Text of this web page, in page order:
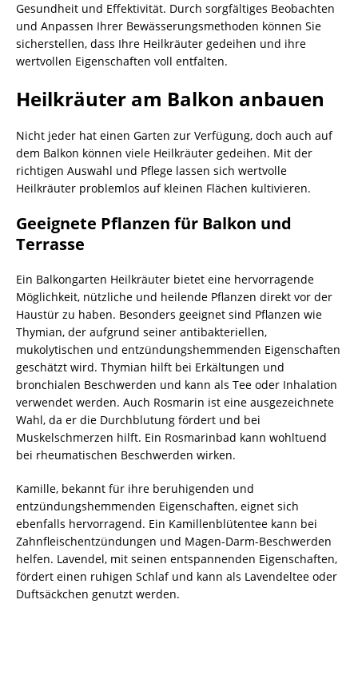
Gesundheit und Effektivität. Durch sorgfältiges Beobachten
und Anpassen Ihrer Bewässerungsmethoden können Sie
sicherstellen, dass Ihre Heilkräuter gedeihen und ihre
wertvollen Eigenschaften voll entfalten.
Heilkräuter am Balkon anbauen
Nicht jeder hat einen Garten zur Verfügung, doch auch auf
dem Balkon können viele Heilkräuter gedeihen. Mit der
richtigen Auswahl und Pflege lassen sich wertvolle
Heilkräuter problemlos auf kleinen Flächen kultivieren.
Geeignete Pflanzen für Balkon und
Terrasse
Ein Balkongarten Heilkräuter bietet eine hervorragende
Möglichkeit, nützliche und heilende Pflanzen direkt vor der
Haustür zu haben. Besonders geeignet sind Pflanzen wie
Thymian, der aufgrund seiner antibakteriellen,
mukolytischen und entzündungshemmenden Eigenschaften
geschätzt wird. Thymian hilft bei Erkältungen und
bronchialen Beschwerden und kann als Tee oder Inhalation
verwendet werden. Auch Rosmarin ist eine ausgezeichnete
Wahl, da er die Durchblutung fördert und bei
Muskelschmerzen hilft. Ein Rosmarinbad kann wohltuend
bei rheumatischen Beschwerden wirken.
Kamille, bekannt für ihre beruhigenden und
entzündungshemmenden Eigenschaften, eignet sich
ebenfalls hervorragend. Ein Kamillenblütentee kann bei
Zahnfleischentzündungen und Magen-Darm-Beschwerden
helfen. Lavendel, mit seinen entspannenden Eigenschaften,
fördert einen ruhigen Schlaf und kann als Lavendeltee oder
Duftsäckchen genutzt werden.